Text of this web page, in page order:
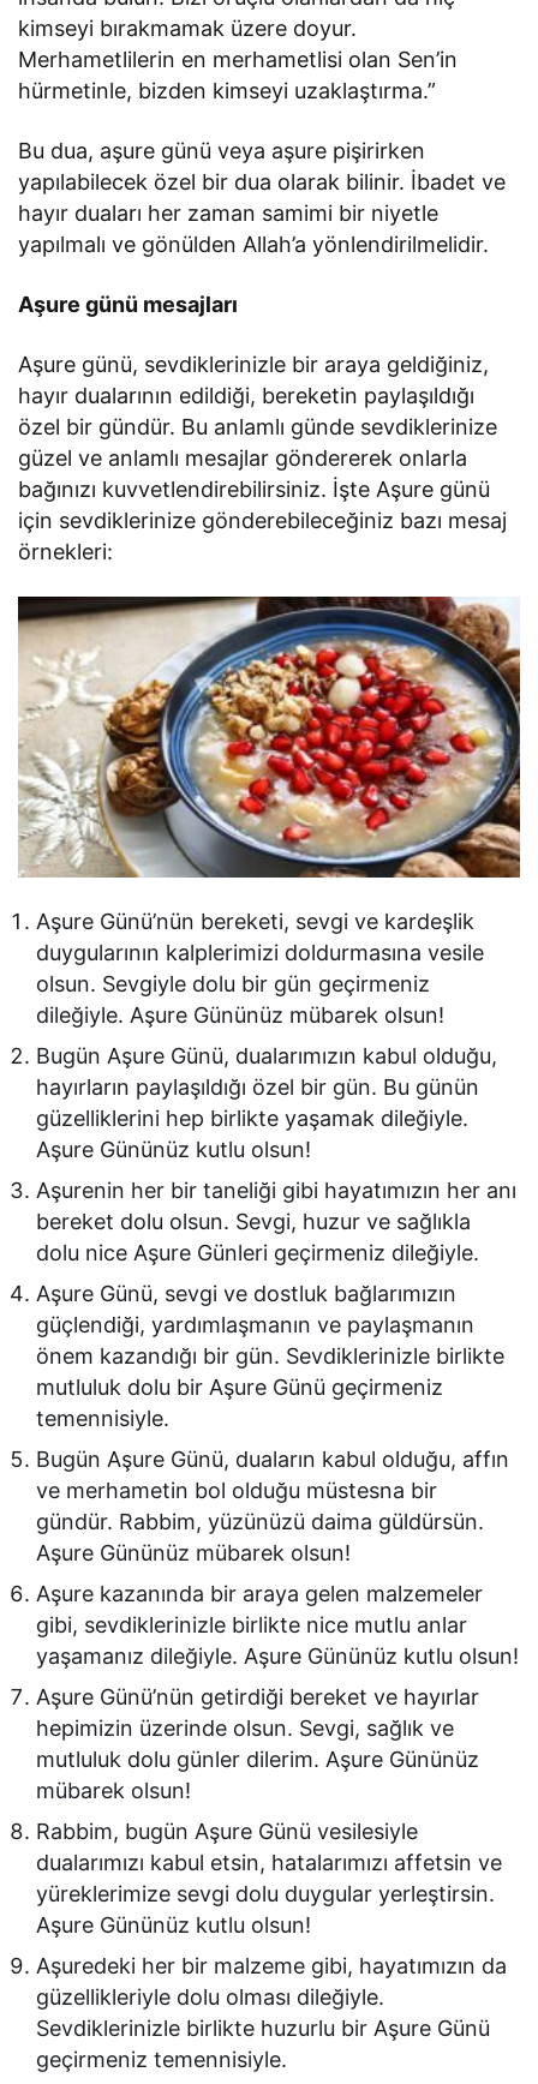
kimseyi bırakmamak üzere doyur.
Merhametlilerin en merhametlisi olan Sen’in
hürmetinle, bizden kimseyi uzaklaştırma.”
Bu dua, aşure günü veya aşure pişirirken
yapılabilecek özel bir dua olarak bilinir. İbadet ve
hayır duaları her zaman samimi bir niyetle
yapılmalı ve gönülden Allah’a yönlendirilmelidir.
Aşure günü mesajları
Aşure günü, sevdiklerinizle bir araya geldiğiniz,
hayır dualarının edildiği, bereketin paylaşıldığı
özel bir gündür. Bu anlamlı günde sevdiklerinize
güzel ve anlamlı mesajlar göndererek onlarla
bağınızı kuvvetlendirebilirsiniz. İşte Aşure günü
için sevdiklerinize gönderebileceğiniz bazı mesaj
örnekleri:
Aşure Günü’nün bereketi, sevgi ve kardeşlik
duygularının kalplerimizi doldurmasına vesile
olsun. Sevgiyle dolu bir gün geçirmeniz
dileğiyle. Aşure Gününüz mübarek olsun!
Bugün Aşure Günü, dualarımızın kabul olduğu,
hayırların paylaşıldığı özel bir gün. Bu günün
güzelliklerini hep birlikte yaşamak dileğiyle.
Aşure Gününüz kutlu olsun!
Aşurenin her bir taneliği gibi hayatımızın her anı
bereket dolu olsun. Sevgi, huzur ve sağlıkla
dolu nice Aşure Günleri geçirmeniz dileğiyle.
Aşure Günü, sevgi ve dostluk bağlarımızın
güçlendiği, yardımlaşmanın ve paylaşmanın
önem kazandığı bir gün. Sevdiklerinizle birlikte
mutluluk dolu bir Aşure Günü geçirmeniz
temennisiyle.
Bugün Aşure Günü, duaların kabul olduğu, affın
ve merhametin bol olduğu müstesna bir
gündür. Rabbim, yüzünüzü daima güldürsün.
Aşure Gününüz mübarek olsun!
Aşure kazanında bir araya gelen malzemeler
gibi, sevdiklerinizle birlikte nice mutlu anlar
yaşamanız dileğiyle. Aşure Gününüz kutlu olsun!
Aşure Günü’nün getirdiği bereket ve hayırlar
hepimizin üzerinde olsun. Sevgi, sağlık ve
mutluluk dolu günler dilerim. Aşure Gününüz
mübarek olsun!
Rabbim, bugün Aşure Günü vesilesiyle
dualarımızı kabul etsin, hatalarımızı affetsin ve
yüreklerimize sevgi dolu duygular yerleştirsin.
Aşure Gününüz kutlu olsun!
Aşuredeki her bir malzeme gibi, hayatımızın da
güzellikleriyle dolu olması dileğiyle.
Sevdiklerinizle birlikte huzurlu bir Aşure Günü
geçirmeniz temennisiyle.